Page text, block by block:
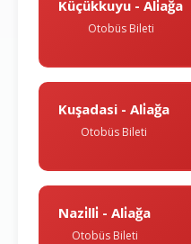
Küçükkuyu - Ali̇ağa
Otobüs Bileti
Kuşadasi - Ali̇ağa
Otobüs Bileti
Nazi̇lli̇ - Ali̇ağa
Otobüs Bileti